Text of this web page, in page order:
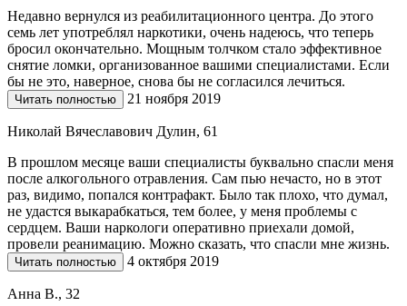
Недавно вернулся из реабилитационного центра. До этого
семь лет употреблял наркотики, очень надеюсь, что теперь
бросил окончательно. Мощным толчком стало эффективное
снятие ломки, организованное вашими специалистами. Если
бы не это, наверное, снова бы не согласился лечиться.
Читать полностью 21 ноября 2019
Николай Вячеславович Дулин, 61
В прошлом месяце ваши специалисты буквально спасли меня
после алкогольного отравления. Сам пью нечасто, но в этот
раз, видимо, попался контрафакт. Было так плохо, что думал,
не удастся выкарабкаться, тем более, у меня проблемы с
сердцем. Ваши наркологи оперативно приехали домой,
провели реанимацию. Можно сказать, что спасли мне жизнь.
Читать полностью 4 октября 2019
Анна В., 32